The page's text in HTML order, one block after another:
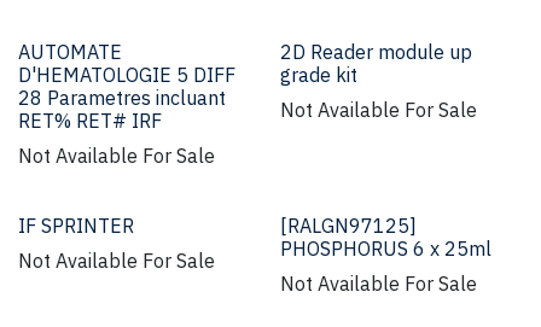
AUTOMATE
D'HEMATOLOGIE 5 DIFF
28 Parametres incluant
RET% RET# IRF
Not Available For Sale
2D Reader module up
grade kit
Not Available For Sale
IF SPRINTER
Not Available For Sale
[RALGN97125]
PHOSPHORUS 6 x 25ml
Not Available For Sale